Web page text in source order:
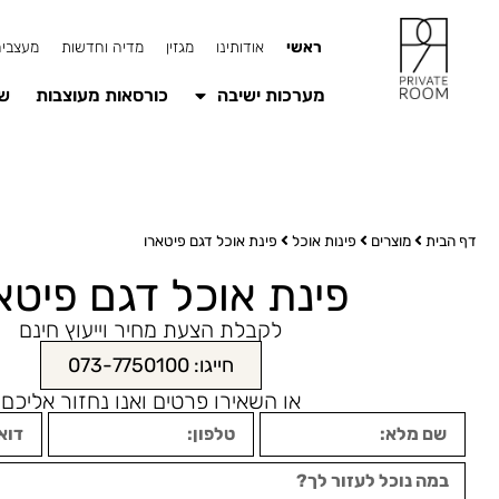
ראשי אודותינו מגזין מדיה וחדשות
מערכות ישיבה כורסאות מעוצבות
דף הבית מוצרים פינות אוכל פינת אוכל דגם פיטארו
פינת אוכל דגם
לקבלת הצעת מחיר וייעוץ חינם
חייגו: 073-7750100
או השאירו פרטים ואנו נחזור אליכם